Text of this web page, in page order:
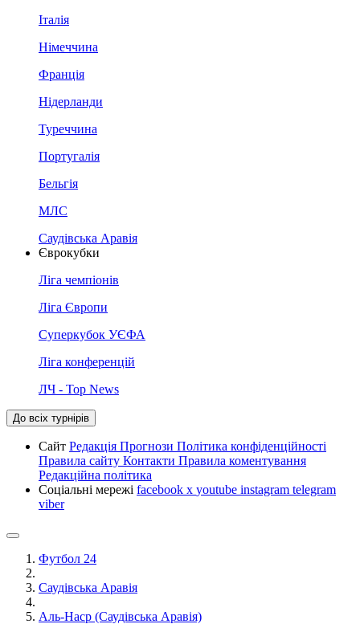
Італія
Німеччина
Франція
Нідерланди
Туреччина
Португалія
Бельгія
МЛС
Саудівська Аравія
Єврокубки
Ліга чемпіонів
Ліга Європи
Суперкубок УЄФА
Ліга конференцій
ЛЧ - Top News
До всіх турнірів
Сайт Редакція Прогнози Політика конфіденційності
Правила сайту Контакти Правила коментування
Редакційна політика
Соціальні мережі facebook x youtube instagram telegram
viber
Футбол 24
Саудівська Аравія
Аль-Наср (Саудівська Аравія)